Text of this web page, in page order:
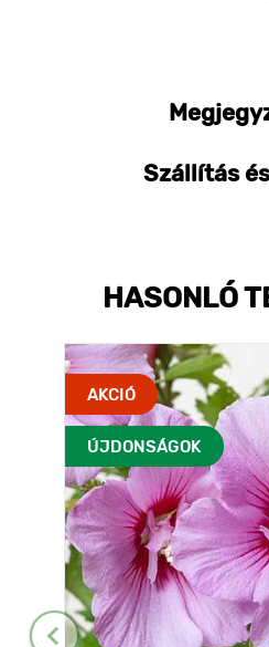
Szállítás
HASONLÓ
AKCIÓ
ÚJDONSÁGOK